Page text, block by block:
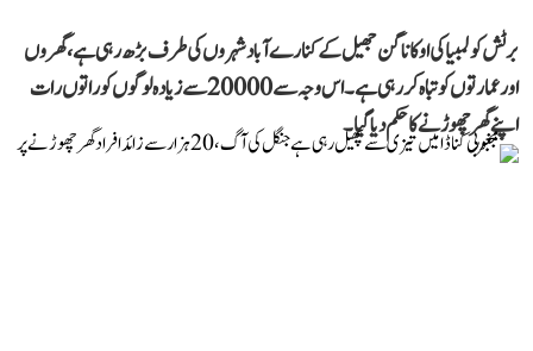
برٹش کولمبیا کی اوکاناگن جھیل کے کنارے آباد شہروں کی طرف بڑھ رہی ہے، گھروں
اور عمارتوں کو تباہ کر رہی ہے۔ اس وجہ سے 20000 سے زیادہ لوگوں کو راتوں رات
اپنے گھر چھوڑنے کا حکم دیا گیا۔